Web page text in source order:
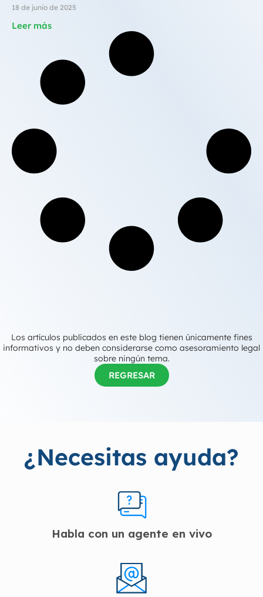
18 de junio de 2025
Leer más
Los artículos publicados en este blog tienen únicamente fines
informativos y no deben considerarse como asesoramiento legal
sobre ningún tema.
REGRESAR
¿Necesitas ayuda?
Habla con un agente en vivo